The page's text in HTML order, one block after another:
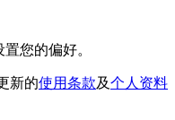
置您的偏好。
新的使用条款及个人资料